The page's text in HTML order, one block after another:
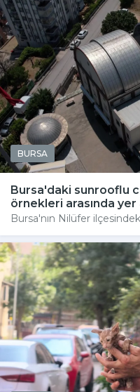
BURSA
Bursa'daki sunrooflu
örnekleri arasında yer
Bursa'nın Nilüfer